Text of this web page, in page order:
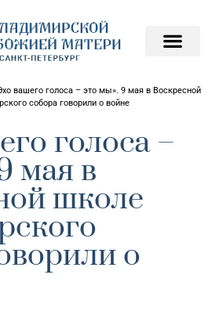
вашего голоса – это мы». 9 мая в Воскресной
собора говорили о войне
голоса –
мая в
школе
о